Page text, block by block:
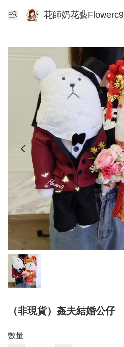
花師奶花藝Flowerc9
（非現貨）姦夫結婚公仔
數量